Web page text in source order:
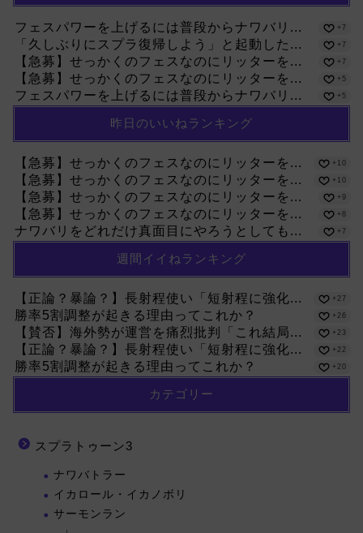
フェスパワーを上げるには普段からナワバリ... +7
「久しぶりにスプラ復帰しよう」と起動した... +7
【急募】せっかくのフェスなのにリッターを... +7
【急募】せっかくのフェスなのにリッターを... +5
フェスパワーを上げるには普段からナワバリ... +5
昨日のいいねランキング
【急募】せっかくのフェスなのにリッターを... +10
【急募】せっかくのフェスなのにリッターを... +10
【急募】せっかくのフェスなのにリッターを... +9
【急募】せっかくのフェスなのにリッターを... +8
ナワバリをどれだけ真面目にやろうとしても... +7
週間イイねランキング
【正論？暴論？】長射程使い「短射程に強化... +27
勝率5割調整が起きる理由ってこれか？ +26
【賛否】海外勢が運営を痛烈批判「これ結局... +23
【正論？暴論？】長射程使い「短射程に強化... +22
勝率5割調整が起きる理由ってこれか？ +20
カテゴリー
スプラトゥーン3
ナワバトラー
イカロール・イカノボリ
サーモンラン